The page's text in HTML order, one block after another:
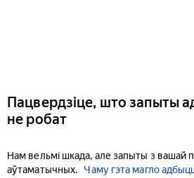
Пацвердзіце, што запыты
не робат
Нам вельмі шкада, але запыты з вашай
аўтаматычных.
Чаму гэта магло